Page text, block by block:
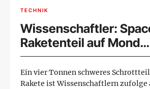
TECHNIK
Wissenschaftler:
Raketenteil auf Mond
eingeschlagen
Ein vier Tonnen schweres
Rakete ist Wissenschaftlern zufolge